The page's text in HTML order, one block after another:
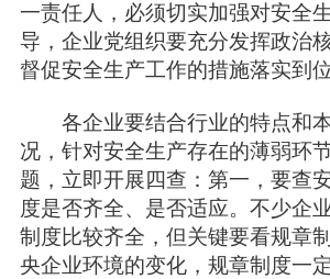
一责任人，必须切实加强对安全
导，企业党组织要充分发挥政治
督促安全生产工作的措施落实到位
各企业要结合行业的特点和
况，针对安全生产存在的薄弱环
题，立即开展四查：第一，要查
度是否齐全、是否适应。不少企
制度比较齐全，但关键要看规章
央企业环境的变化，规章制度一